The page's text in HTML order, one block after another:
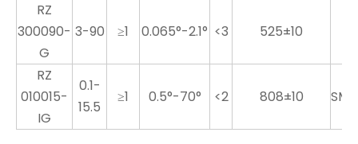
RZ
300090-
G
3-90 ≥1 0.065°-2.1° <3 525±10
RZ
010015-
IG
0.1-
15.5
≥1 0.5°-70° <2 808±10